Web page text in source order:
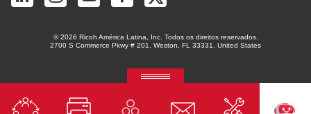
Aplicação preditiva de crédito com IA
© 2026 Ricoh América Latina, Inc. Todos os direitos reservados.
2700 S Commerce Pkwy # 201, Weston, FL 33331, United States